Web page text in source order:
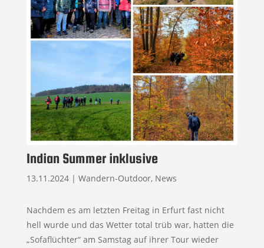
Indian Summer inklusive
13.11.2024| Wandern-Outdoor, News
Nachdem es am letzten Freitag in Erfurt fast nicht
hell wurde und das Wetter total trüb war, hatten die
„Sofaflüchter“ am Samstag auf ihrer Tour wieder